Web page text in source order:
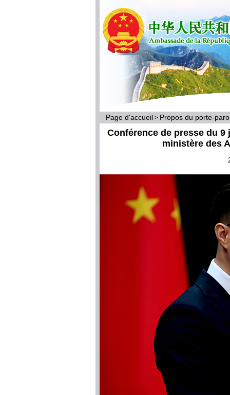
Page d'accueil > Propos du porte-
Conférence de presse du
ministère des